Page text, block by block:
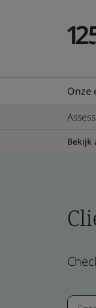
Onze
Bekijk